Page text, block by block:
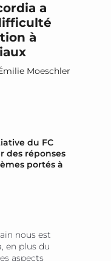
a
à
Moeschler
du FC
des réponses
portés à
nous est
en plus du
aspects